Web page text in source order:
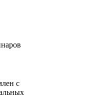
с